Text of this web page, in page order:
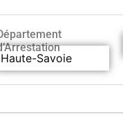
Haute-Savoie